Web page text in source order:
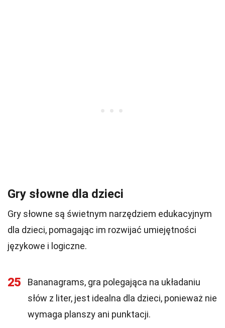
Gry słowne dla dzieci
Gry słowne są świetnym narzędziem edukacyjnym
dla dzieci, pomagając im rozwijać umiejętności
językowe i logiczne.
25
Bananagrams, gra polegająca na układaniu
słów z liter, jest idealna dla dzieci, ponieważ nie
wymaga planszy ani punktacji.